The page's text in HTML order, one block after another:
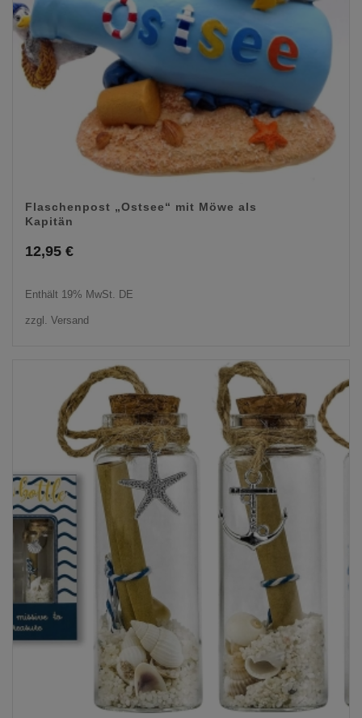
Flaschenpost „Ostsee“ mit Möwe als
Kapitän
12,95 €
Enthält 19% MwSt. DE
zzgl. Versand